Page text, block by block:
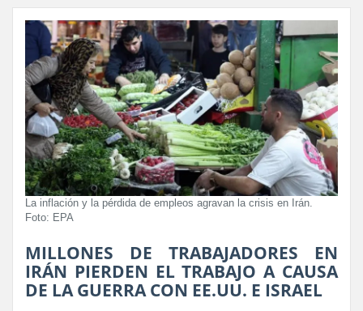
La inflación y la pérdida de empleos agravan la crisis en Irán.
Foto: EPA
MILLONES DE TRABAJADORES EN
IRÁN PIERDEN EL TRABAJO A CAUSA
DE LA GUERRA CON EE.UU. E ISRAEL